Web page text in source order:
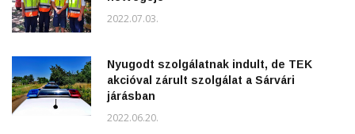
2022.07.03.
Nyugodt szolgálatnak indult, de TEK
akcióval zárult szolgálat a Sárvári
járásban
2022.06.20.